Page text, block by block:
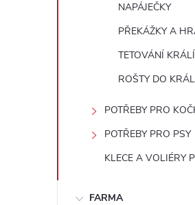
NAPÁJEČKY
PŘEKÁŽKY A
TETOVÁNÍ
ROŠTY DO
POTŘEBY PRO
POTŘEBY PRO PSY
KLECE A VOLIÉRY
FARMA